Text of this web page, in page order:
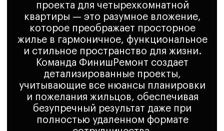
сотрудничества.
Записаться на просмотр
Особенности
дизайна больших